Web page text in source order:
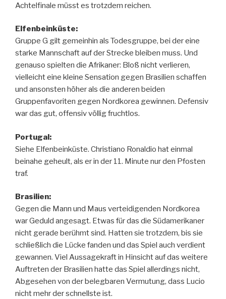
Achtelfinale müsst es trotzdem reichen.
Elfenbeinküste:
Gruppe G gilt gemeinhin als Todesgruppe, bei der eine
starke Mannschaft auf der Strecke bleiben muss. Und
genauso spielten die Afrikaner: Bloß nicht verlieren,
vielleicht eine kleine Sensation gegen Brasilien schaffen
und ansonsten höher als die anderen beiden
Gruppenfavoriten gegen Nordkorea gewinnen. Defensiv
war das gut, offensiv völlig fruchtlos.
Portugal:
Siehe Elfenbeinküste. Christiano Ronaldio hat einmal
beinahe geheult, als er in der 11. Minute nur den Pfosten
traf.
Brasilien:
Gegen die Mann und Maus verteidigenden Nordkorea
war Geduld angesagt. Etwas für das die Südamerikaner
nicht gerade berühmt sind. Hatten sie trotzdem, bis sie
schließlich die Lücke fanden und das Spiel auch verdient
gewannen. Viel Aussagekraft in Hinsicht auf das weitere
Auftreten der Brasilien hatte das Spiel allerdings nicht,
Abgesehen von der belegbaren Vermutung, dass Lucio
nicht mehr der schnellste ist.